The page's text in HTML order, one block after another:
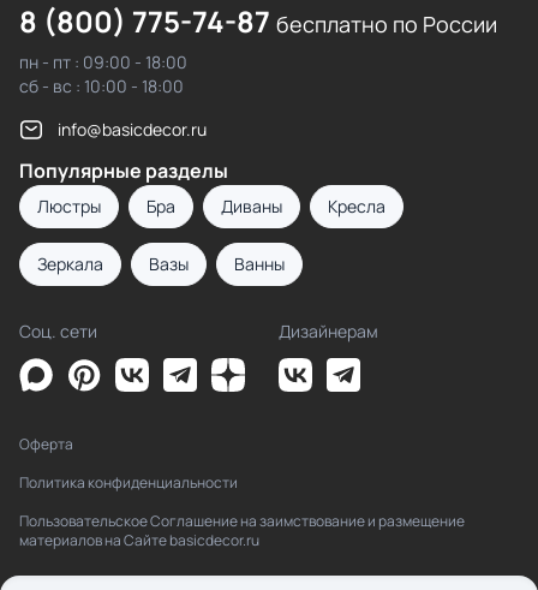
8 (800) 775-74-87 бесплатно по России
пн - пт : 09:00 - 18:00
сб - вс : 10:00 - 18:00
info@basicdecor.ru
Популярные разделы
Люстры Бра Диваны Кресла
Зеркала Вазы Ванны
Соц. сети Дизайнерам
Оферта
Политика конфиденциальности
Пользовательское Соглашение на заимствование и размещение
материалов на Сайте basicdecor.ru